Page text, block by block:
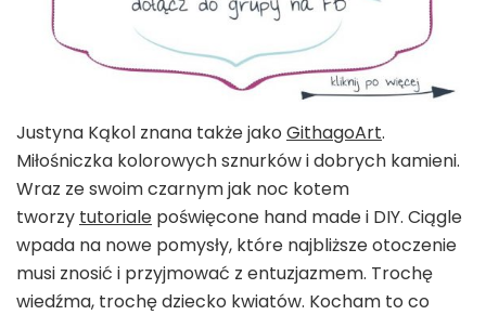
Justyna Kąkol znana także jako GithagoArt.
Miłośniczka kolorowych sznurków i dobrych kamieni.
Wraz ze swoim czarnym jak noc kotem
tworzy tutoriale poświęcone hand made i DIY. Ciągle
wpada na nowe pomysły, które najbliższe otoczenie
musi znosić i przyjmować z entuzjazmem. Trochę
wiedźma, trochę dziecko kwiatów. Kocham to co